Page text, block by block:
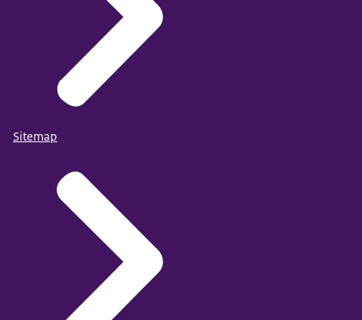
Sitemap